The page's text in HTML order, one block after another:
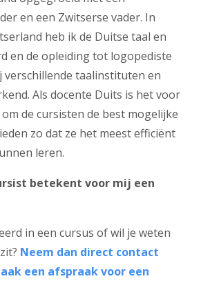
en een Zwitserse vader. In
heb ik de Duitse taal en
en de opleiding tot logopediste
verschillende taalinstituten en
Als docente Duits is het voor
de cursisten de best mogelijke
zo dat ze het meest efficiënt
leren.
betekent voor mij een
in een cursus of wil je weten
Neem dan direct contact
een afspraak voor een